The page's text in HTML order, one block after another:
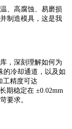
、高腐蚀、易磨损
制造模具，这是我
，深刻理解如何为
的冷却通道，以及如
工精度可达
期稳定在 ±0.02mm
要求。